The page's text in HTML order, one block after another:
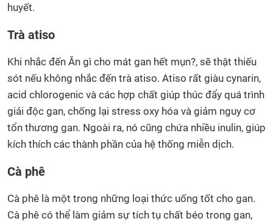
huyết.
Trà atiso
Khi nhắc đến Ăn gì cho mát gan hết mụn?, sẽ thật thiếu
sót nếu không nhắc đến trà atiso. Atiso rất giàu cynarin,
acid chlorogenic và các hợp chất giúp thúc đẩy quá trình
giải độc gan, chống lại stress oxy hóa và giảm nguy cơ
tổn thương gan. Ngoài ra, nó cũng chứa nhiều inulin, giúp
kích thích các thành phần của hệ thống miễn dịch.
Cà phê
Cà phê là một trong những loại thức uống tốt cho gan.
Cà phê có thể làm giảm sự tích tụ chất béo trong gan,